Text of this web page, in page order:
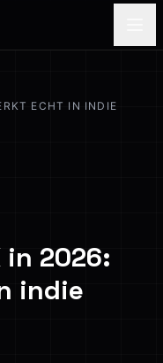
ECHT IN INDIE
in 2026:
indie